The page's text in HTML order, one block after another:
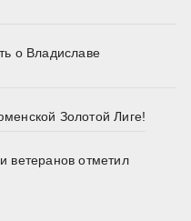
о Владиславе
Золотой Лиге!
ветеранов отметил